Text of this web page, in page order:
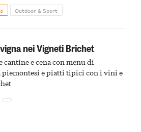
Outdoor & Sport
nei Vigneti Brichet
cantine e cena con menu di
piemontesi e piatti tipici con i vini e